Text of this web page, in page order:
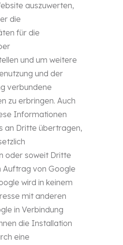
auszuwerten,
die
für die
und um weitere
und der
verbundene
zu erbringen. Auch
Informationen
an Dritte übertragen,
oder soweit Dritte
Auftrag von Google
wird in keinem
mit anderen
in Verbindung
die Installation
eine